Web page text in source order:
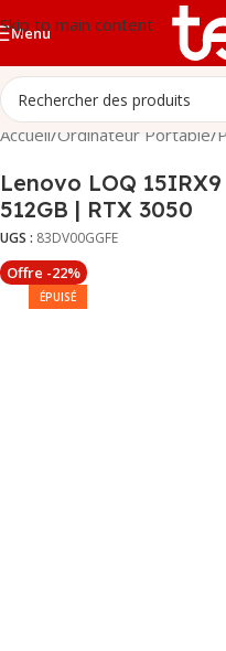
Skip to main content
Menu
Accueil/Ordinateur Portable/
Lenovo LOQ
512GB | RTX 3050
UGS : 83DV00GGFE
Offre -22%
ÉPUISÉ